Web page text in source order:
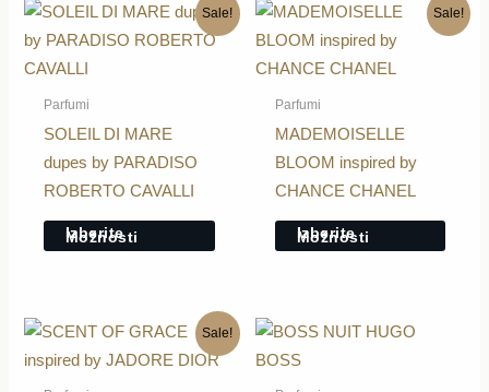
Sale!
Parfumi
SOLEIL DI MARE
dupes by PARADISO
ROBERTO CAVALLI
Izberite
Možnosti
Ta
izdelek
Možnosti
Sale!
Parfumi
MADEMOISELLE
BLOOM inspired by
CHANCE CHANEL
Izberite
Možnosti
Ta
Sale!
Ta
izdelek